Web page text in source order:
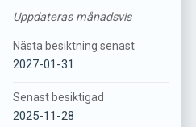
Uppdateras månadsvis
Nästa besiktning senast
2027-01-31
Senast besiktigad
2025-11-28